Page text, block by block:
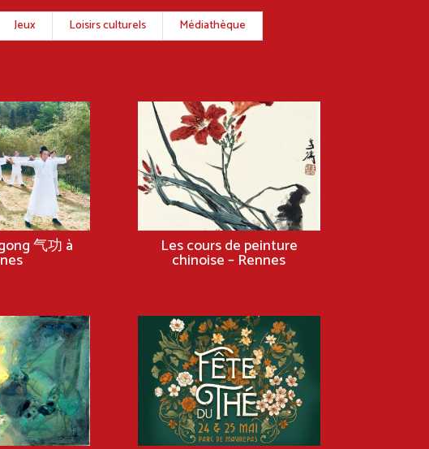
Jeux Loisirs culturels
Médiathèque
气功 à Les cours de peinture
chinoise – Rennes